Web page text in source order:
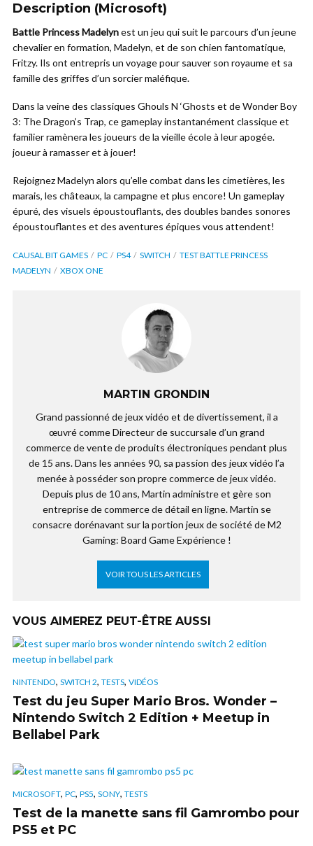
Description (Microsoft)
Battle Princess Madelynest un jeu qui suit le parcours d’un jeune
chevalier en formation, Madelyn, et de son chien fantomatique,
Fritzy. Ils ont entrepris un voyage pour sauver son royaume et sa
famille des griffes d’un sorcier maléfique.
Dans la veine des classiques Ghouls N ‘Ghosts et de Wonder Boy
3: The Dragon’s Trap, ce gameplay instantanément classique et
familier ramènera les joueurs de la vieille école à leur apogée.
joueur à ramasser et à jouer!
Rejoignez Madelyn alors qu’elle combat dans les cimetières, les
marais, les châteaux, la campagne et plus encore! Un gameplay
épuré, des visuels époustouflants, des doubles bandes sonores
époustouflantes et des aventures épiques vous attendent!
CAUSAL BIT GAMES PC PS4 SWITCH
TEST BATTLE PRINCESS
MADELYN
XBOX ONE
MARTIN GRONDIN
Grand passionné de jeux vidéo et de divertissement, il a
œuvré comme Directeur de succursale d’un grand
commerce de vente de produits électroniques pendant plus
de 15 ans. Dans les années 90, sa passion des jeux vidéo l’a
menée à posséder son propre commerce de jeux vidéo.
Depuis plus de 10 ans, Martin administre et gère son
entreprise de commerce de détail en ligne. Martin se
consacre dorénavant sur la portion jeux de société de M2
Gaming: Board Game Expérience !
VOIR TOUS LES ARTICLES
VOUS AIMEREZ PEUT-ÊTRE AUSSI
NINTENDO, SWITCH 2, TESTS, VIDÉOS
Test du jeu Super Mario Bros. Wonder –
Nintendo Switch 2 Edition + Meetup in
Bellabel Park
MICROSOFT, PC, PS5, SONY, TESTS
Test de la manette sans fil Gamrombo pour
PS5 et PC